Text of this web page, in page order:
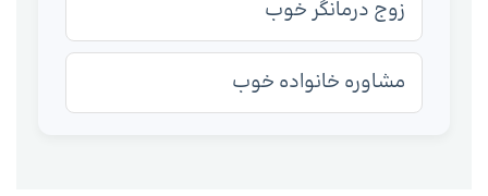
زوج درمانگر خوب
مشاوره خانواده خوب